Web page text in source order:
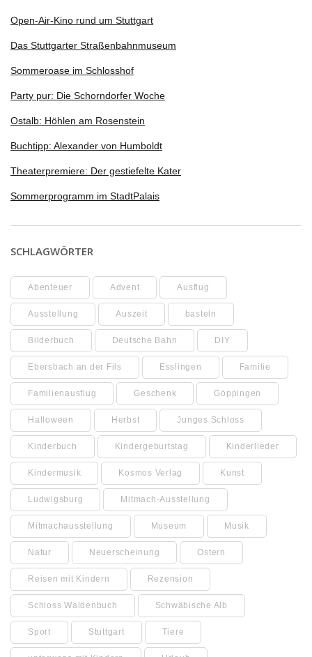
Open-Air-Kino rund um Stuttgart
Das Stuttgarter Straßenbahnmuseum
Sommeroase im Schlosshof
Party pur: Die Schorndorfer Woche
Ostalb: Höhlen am Rosenstein
Buchtipp: Alexander von Humboldt
Theaterpremiere: Der gestiefelte Kater
Sommerprogramm im StadtPalais
SCHLAGWÖRTER
Abenteuer Advent Ausflug
Ausstellung Auszeit basteln
Bilderbuch Deutsche Bahn DIY
Ebersbach an der Fils Esslingen Familie
Familienausflug Geschenk Göppingen
Halloween Herbst Junges Schloss
Kinderbuch Kindergeburtstag Kinderlieder
Kindermusik Kosmos Verlag Kunst
Ludwigsburg Mitmach-Ausstellung
Mitmachausstellung Museum Musik
Natur Neuerscheinung Ostern
Reisen mit Kindern Rezension
Schloss Waldenbuch Schwäbische Alb
Sport Stuttgart Tiere